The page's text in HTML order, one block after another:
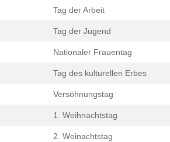
Tag der Arbeit
Tag der Jugend
Nationaler Frauentag
Tag des kulturellen Erbes
Versöhnungstag
1. Weihnachtstag
2. Weinachtstag